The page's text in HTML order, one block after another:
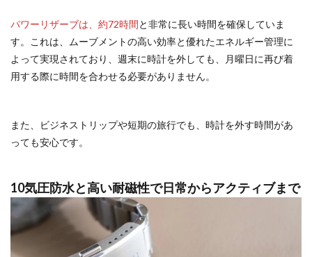
パワーリザーブは、約72時間と非常に長い時間を確保していま
す。これは、ムーブメントの高い効率と優れたエネルギー管理に
よって実現されており、週末に時計を外しても、月曜日に再び着
用する際に時間を合わせる必要がありません。
また、ビジネストリップや短期の旅行でも、時計を外す時間があ
っても安心です。
10気圧防水と高い耐磁性で日常からアクティブまで